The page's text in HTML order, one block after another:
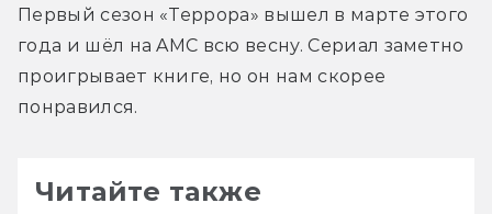
Первый сезон «Террора» вышел в марте этого
года и шёл на AMC всю весну. Сериал заметно
проигрывает книге, но он нам скорее
понравился.
Читайте также